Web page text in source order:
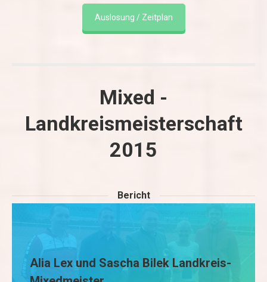
Auslosung / Zeitplan
Mixed -
Landkreismeisterschaft
2015
Bericht
Alia Lex und Sascha Bilek Landkreis-